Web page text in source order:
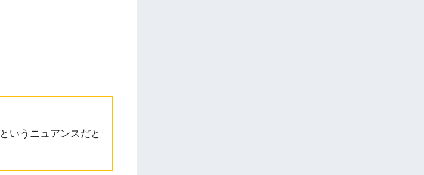
というニュアンスだと